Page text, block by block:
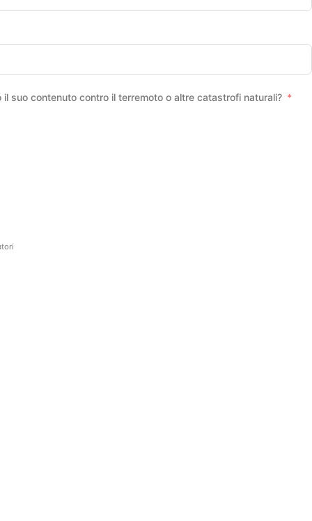
suo contenuto contro il terremoto o altre catastrofi naturali?